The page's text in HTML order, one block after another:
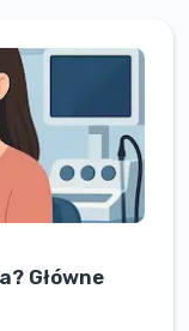
Główne